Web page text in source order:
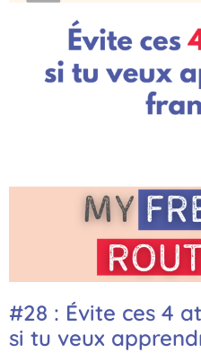
#28 : Évite ces 4
si tu veux